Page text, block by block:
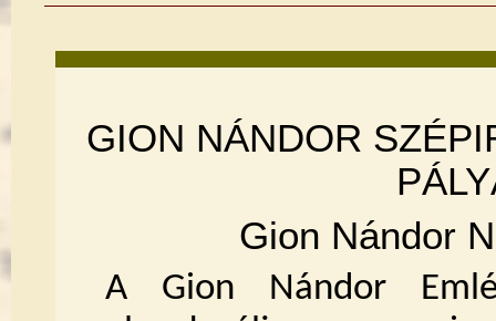
GION NÁNDOR
Gion Nándor
A Gion Nándor